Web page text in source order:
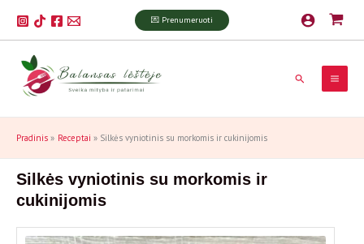
prie
turinio
💌 Prenumeruoti
Paieška
Pradinis Receptai Silkės vyniotinis su morkomis ir cukinijomis
Silkės vyniotinis su morkomis ir
cukinijomis
P
i
e